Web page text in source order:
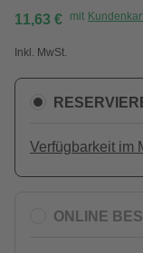
11,63 € mit
Inkl. MwSt.
Verfügbarkeit im
ONLINE